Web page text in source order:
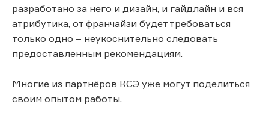
разработано за него и дизайн, и гайдлайн и вся
атрибутика, от франчайзи будет требоваться
только одно – неукоснительно следовать
предоставленным рекомендациям.
Многие из партнёров КСЭ уже могут поделиться
своим опытом работы.